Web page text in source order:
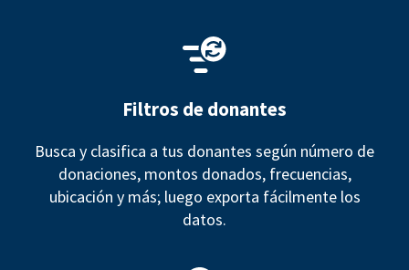
Filtros de donantes
Busca y clasifica a tus donantes según número de
donaciones, montos donados, frecuencias,
ubicación y más; luego exporta fácilmente los
datos.